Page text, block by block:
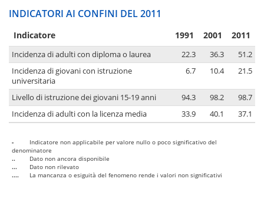
INDICATORI AI CONFINI DEL 2011
Indicatore 1991 2001 2011
Incidenza di adulti con diploma o laurea 22.3 36.3
51.2
Incidenza di giovani con istruzione
universitaria
6.7 10.4 21.5
Livello di istruzione dei giovani 15-19 anni 94.3 98.2
98.7
Incidenza di adulti con la licenza media
33.9 40.1 37.1
-
Indicatore non applicabile per valore nullo o poco significativo del
denominatore
..
Dato non ancora disponibile
...
Dato non rilevato
....
La mancanza o esiguità del fenomeno rende i valori non significativi